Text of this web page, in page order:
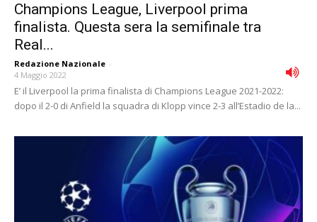
Champions League, Liverpool prima
finalista. Questa sera la semifinale tra
Real...
Redazione Nazionale -
4 Maggio 2022
E’ il Liverpool la prima finalista di Champions League 2021-2022:
dopo il 2-0 di Anfield la squadra di Klopp vince 2-3 all’Estadio de la...